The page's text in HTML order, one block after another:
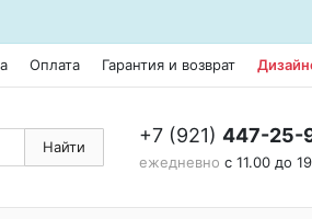
Оплата Гарантия и возврат
Найти +7 (921) 447-25-
ежедневно с 11.00 до